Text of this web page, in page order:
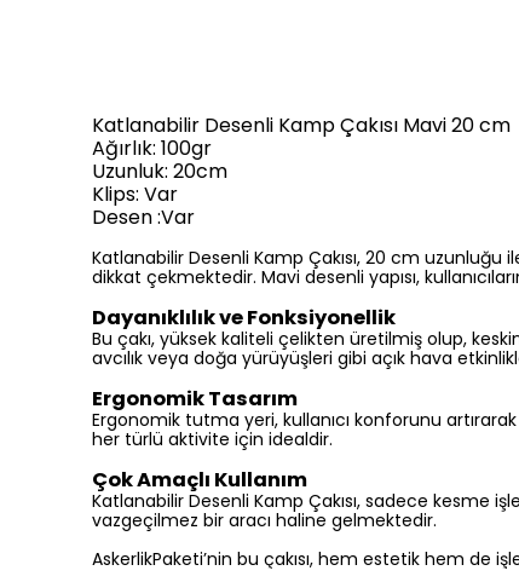
Katlanabilir Desenli Kamp Çakısı Mavi 20 cm
Ağırlık: 100gr
Uzunluk: 20cm
Klips: Var
Desen :Var
Katlanabilir Desenli Kamp Çakısı, 20 cm uzunluğu
dikkat çekmektedir. Mavi desenli yapısı,
Dayanıklılık ve Fonksiyonellik
Bu çakı, yüksek kaliteli çelikten üretilmiş olup,
avcılık veya doğa yürüyüşleri gibi açık hava
Ergonomik Tasarım
Ergonomik tutma yeri, kullanıcı konforunu
her türlü aktivite için idealdir.
Çok Amaçlı Kullanım
Katlanabilir Desenli Kamp Çakısı, sadece kesme
vazgeçilmez bir aracı haline gelmektedir.
AskerlikPaketi’nin bu çakısı, hem estetik hem de